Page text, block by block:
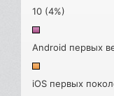
10 (4%)
Android первых
iOS первых